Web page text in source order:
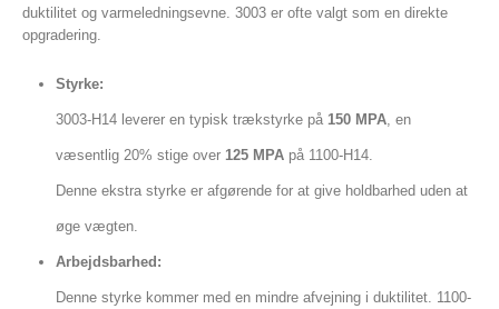
duktilitet og varmeledningsevne. 3003 er ofte valgt som en direkte
opgradering.
Styrke:
3003-H14 leverer en typisk trækstyrke på 150 MPA, en
væsentlig 20% stige over 125 MPApå 1100-H14.
Denne ekstra styrke er afgørende for at give holdbarhed uden at
øge vægten.
Arbejdsbarhed:
Denne styrke kommer med en mindre afvejning i duktilitet. 1100-